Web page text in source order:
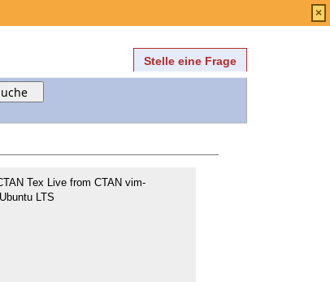
Stelle eine Frage
Tex Live from CTAN vim-
LTS
×